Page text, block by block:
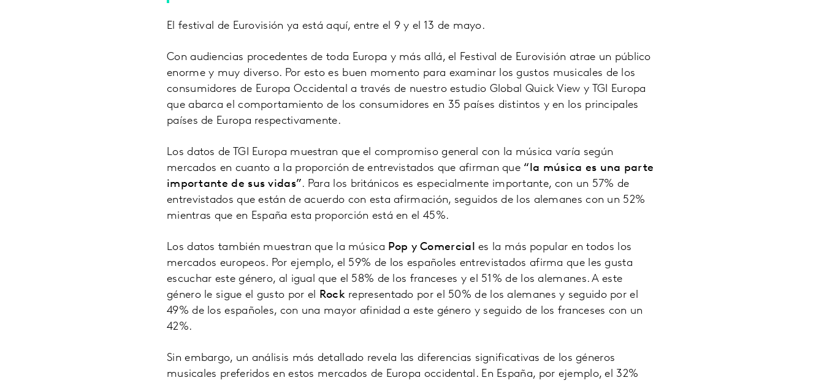
El festival de Eurovisión ya está aquí, entre el 9 y el 13 de mayo.
Con audiencias procedentes de toda Europa y más allá, el Festival de Eurovisión atrae un público
enorme y muy diverso. Por esto es buen momento para examinar los gustos musicales de los
consumidores de Europa Occidental a través de nuestro estudio Global Quick View y TGI Europa
que abarca el comportamiento de los consumidores en 35 países distintos y en los principales
países de Europa respectivamente.
Los datos de TGI Europa muestran que el compromiso general con la música varía según
mercados en cuanto a la proporción de entrevistados que afirman que “la música es una parte
importante de sus vidas”. Para los británicos es especialmente importante, con un 57% de
entrevistados que están de acuerdo con esta afirmación, seguidos de los alemanes con un 52%
mientras que en España esta proporción está en el 45%.
Los datos también muestran que la música Pop y Comercial
es la más popular en todos los
mercados europeos. Por ejemplo, el 59% de los españoles entrevistados afirma que les gusta
escuchar este género, al igual que el 58% de los franceses y el 51% de los alemanes. A este
género le sigue el gusto por el
Rockrepresentado por el 50% de los alemanes y seguido por el
49% de los españoles, con una mayor afinidad a este género y seguido de los franceses con un
42%.
Sin embargo, un análisis más detallado revela las diferencias significativas de los géneros
musicales preferidos en estos mercados de Europa occidental. En España, por ejemplo, el 32%